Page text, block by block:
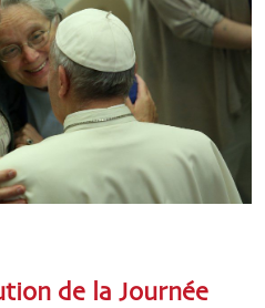
de la Journée